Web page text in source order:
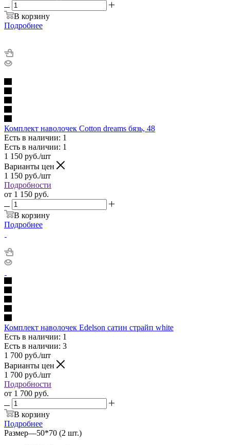
В корзину
Подробнее
Комплект наволочек Cotton dreams бязь, 48
Есть в наличии: 1
Есть в наличии: 1
1 150 руб./шт
Варианты цен
1 150 руб./шт
Подробности
от 1 150 руб.
В корзину
Подробнее
Комплект наволочек Edelson сатин страйп white
Есть в наличии: 1
Есть в наличии: 3
1 700 руб./шт
Варианты цен
1 700 руб./шт
Подробности
от 1 700 руб.
В корзину
Подробнее
Размер—50*70 (2 шт.)